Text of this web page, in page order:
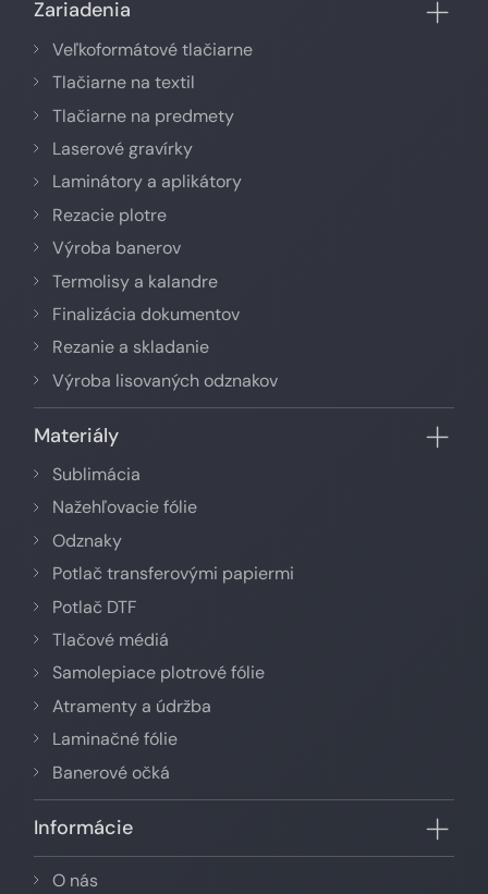
Zariadenia
Veľkoformátové tlačiarne
Tlačiarne na textil
Tlačiarne na predmety
Laserové gravírky
Laminátory a aplikátory
Rezacie plotre
Výroba banerov
Termolisy a kalandre
Finalizácia dokumentov
Rezanie a skladanie
Výroba lisovaných odznakov
Materiály
Sublimácia
Nažehľovacie fólie
Odznaky
Potlač transferovými papiermi
Potlač DTF
Tlačové médiá
Samolepiace plotrové fólie
Atramenty a údržba
Laminačné fólie
Banerové očká
Informácie
O nás